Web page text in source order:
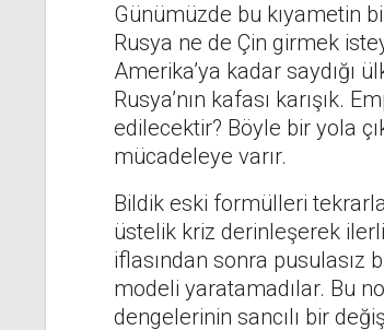
Günümüzde bu kıyametin
Rusya ne de Çin girmek
Amerika’ya kadar saydığı
Rusya’nın kafası karışık.
edilecektir? Böyle bir yola
mücadeleye varır.
Bildik eski formülleri
üstelik kriz derinleşerek
iflasından sonra pusulasız
modeli yaratamadılar. Bu
dengelerinin sancılı bir